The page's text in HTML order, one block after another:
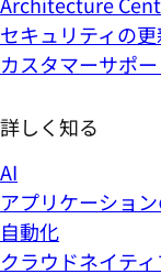
セキュリティの
カスタマーサポー
詳しく知る
AI
アプリケーショ
自動化
クラウドネイテ